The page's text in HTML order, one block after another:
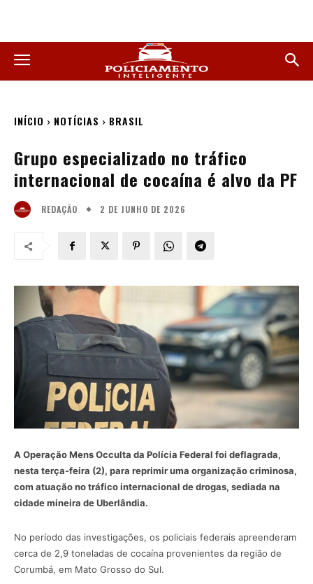
INÍCIO NOTÍCIAS BRASIL
Grupo especializado no tráfico
internacional de cocaína é alvo da PF
REDAÇÃO 2 DE JUNHO DE 2026
A Operação Mens Occulta da Polícia Federal foi deflagrada,
nesta terça-feira (2), para reprimir uma organização criminosa,
com atuação no tráfico internacional de drogas, sediada na
cidade mineira de Uberlândia.
No período das investigações, os policiais federais apreenderam
cerca de 2,9 toneladas de cocaína provenientes da região de
Corumbá, em Mato Grosso do Sul.